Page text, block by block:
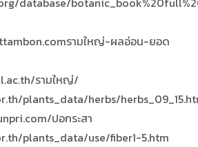
รามใหญ่-ผลอ่อน-ยอด
รามใหญ่/
plants_data/herbs/
ปอกระสา
plants_data/use/fiber1-5.htm